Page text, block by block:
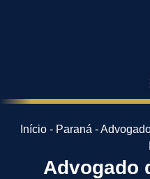
Início - Paraná -
Advogado